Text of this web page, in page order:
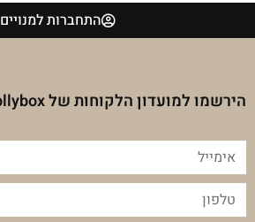
התחברות למנויים
הירשמו למועדון הלקוחות של Dollybox
אימייל
טלפון